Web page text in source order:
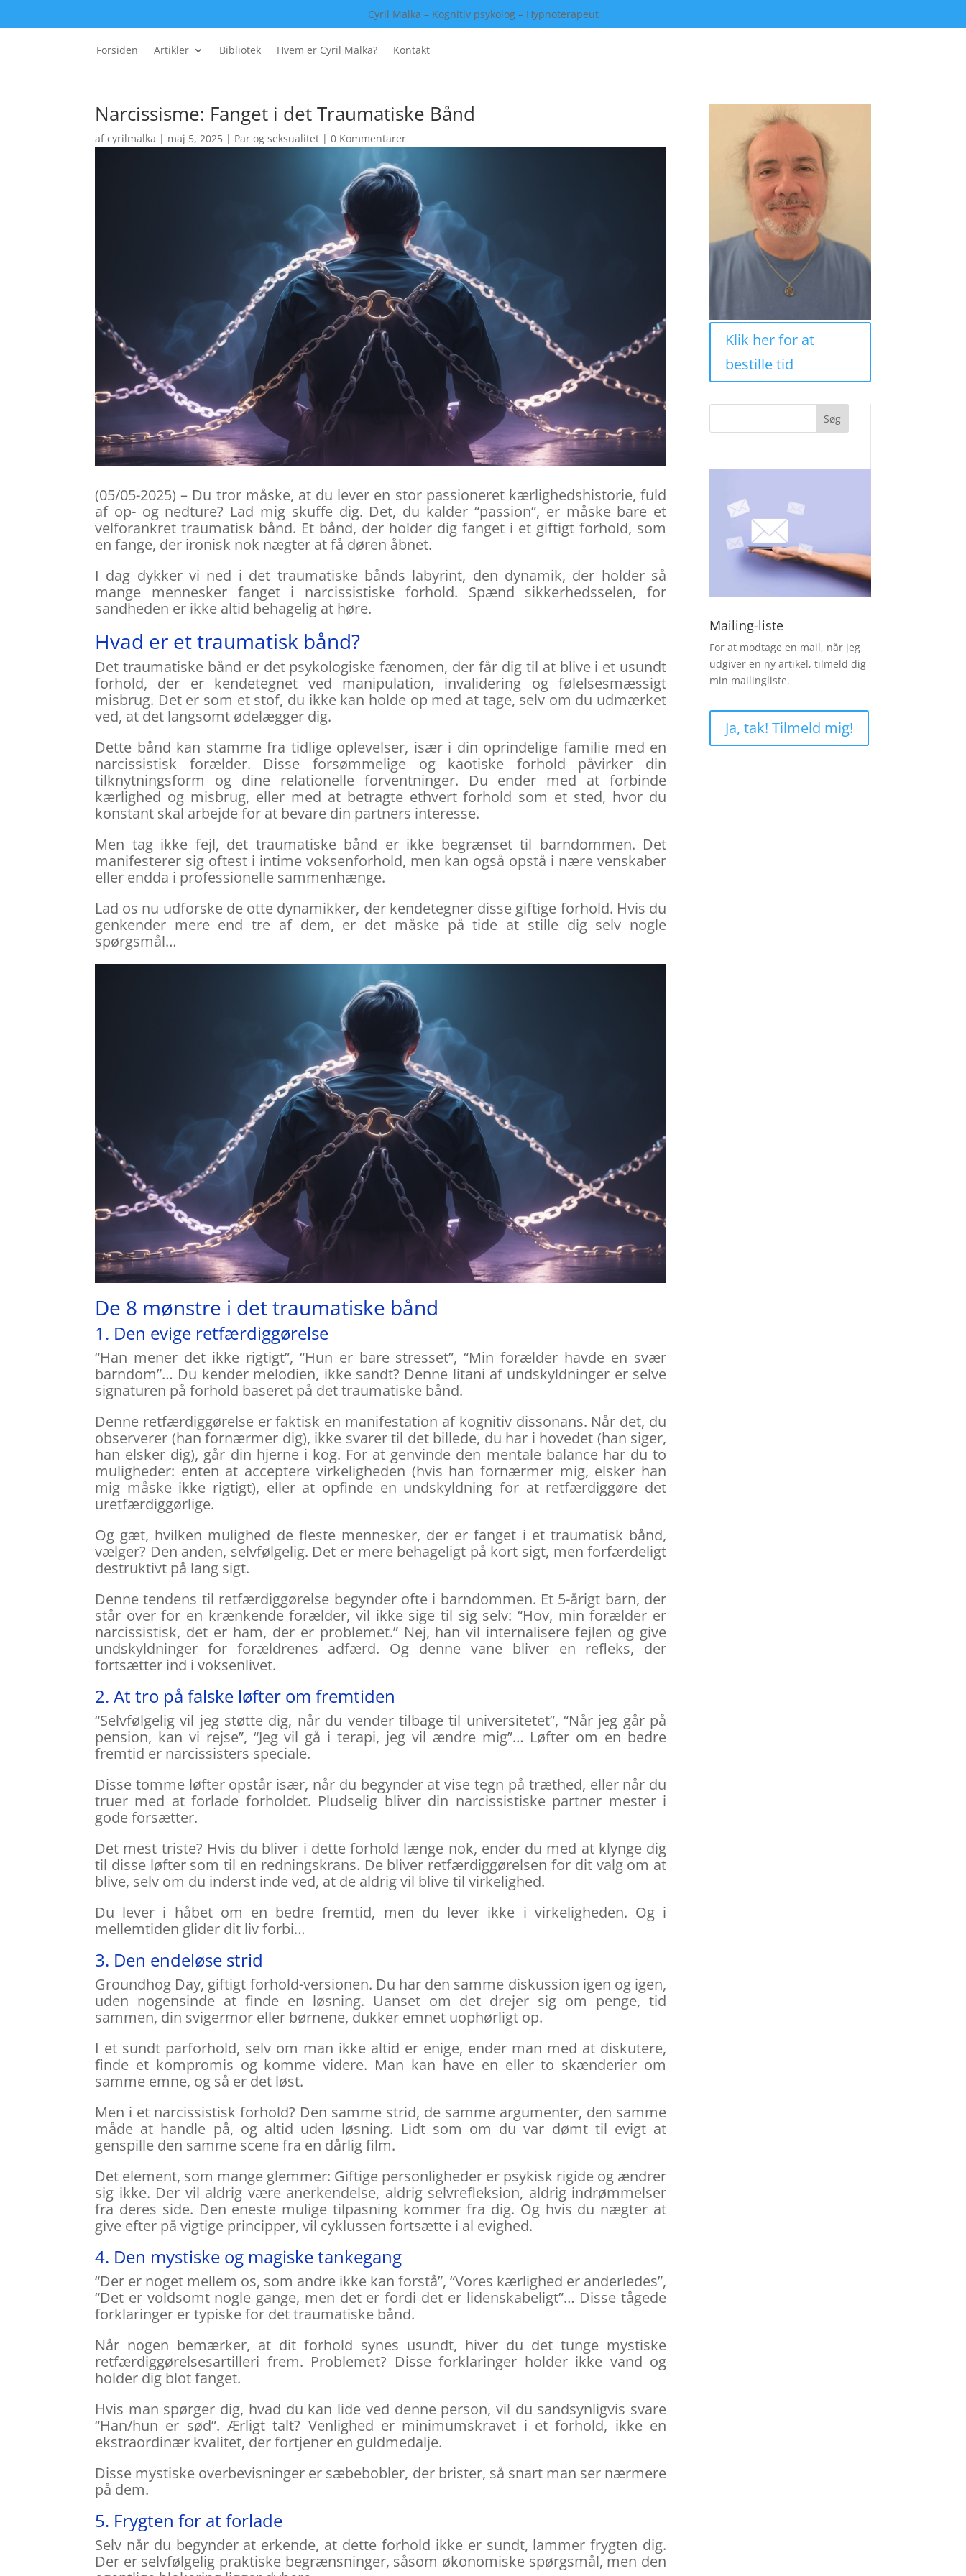
Cyril Malka – Kognitiv psykolog – Hypnoterapeut
Forsiden Artikler Bibliotek Hvem er Cyril Malka? Kontakt
Narcissisme: Fanget i det Traumatiske Bånd
afcyrilmalka | maj 5, 2025 | Par og seksualitet | 0 Kommentarer
(05/05-2025) – Du tror måske, at du lever en stor passioneret kærlighedshistorie, fuld
af op- og nedture? Lad mig skuffe dig. Det, du kalder “passion”, er måske bare et
velforankret traumatisk bånd. Et bånd, der holder dig fanget i et giftigt forhold, som
en fange, der ironisk nok nægter at få døren åbnet.
I dag dykker vi ned i det traumatiske bånds labyrint, den dynamik, der holder så
mange mennesker fanget i narcissistiske forhold. Spænd sikkerhedsselen, for
sandheden er ikke altid behagelig at høre.
Hvad er et traumatisk bånd?
Det traumatiske bånd er det psykologiske fænomen, der får dig til at blive i et usundt
forhold, der er kendetegnet ved manipulation, invalidering og følelsesmæssigt
misbrug. Det er som et stof, du ikke kan holde op med at tage, selv om du udmærket
ved, at det langsomt ødelægger dig.
Dette bånd kan stamme fra tidlige oplevelser, især i din oprindelige familie med en
narcissistisk forælder. Disse forsømmelige og kaotiske forhold påvirker din
tilknytningsform og dine relationelle forventninger. Du ender med at forbinde
kærlighed og misbrug, eller med at betragte ethvert forhold som et sted, hvor du
konstant skal arbejde for at bevare din partners interesse.
Men tag ikke fejl, det traumatiske bånd er ikke begrænset til barndommen. Det
manifesterer sig oftest i intime voksenforhold, men kan også opstå i nære venskaber
eller endda i professionelle sammenhænge.
Lad os nu udforske de otte dynamikker, der kendetegner disse giftige forhold. Hvis du
genkender mere end tre af dem, er det måske på tide at stille dig selv nogle
spørgsmål…
De 8 mønstre i det traumatiske bånd
1. Den evige retfærdiggørelse
“Han mener det ikke rigtigt”, “Hun er bare stresset”, “Min forælder havde en svær
barndom”… Du kender melodien, ikke sandt? Denne litani af undskyldninger er selve
signaturen på forhold baseret på det traumatiske bånd.
Denne retfærdiggørelse er faktisk en manifestation af kognitiv dissonans. Når det, du
observerer (han fornærmer dig), ikke svarer til det billede, du har i hovedet (han siger,
han elsker dig), går din hjerne i kog. For at genvinde den mentale balance har du to
muligheder: enten at acceptere virkeligheden (hvis han fornærmer mig, elsker han
mig måske ikke rigtigt), eller at opfinde en undskyldning for at retfærdiggøre det
uretfærdiggørlige.
Og gæt, hvilken mulighed de fleste mennesker, der er fanget i et traumatisk bånd,
vælger? Den anden, selvfølgelig. Det er mere behageligt på kort sigt, men forfærdeligt
destruktivt på lang sigt.
Denne tendens til retfærdiggørelse begynder ofte i barndommen. Et 5-årigt barn, der
står over for en krænkende forælder, vil ikke sige til sig selv: “Hov, min forælder er
narcissistisk, det er ham, der er problemet.” Nej, han vil internalisere fejlen og give
undskyldninger for forældrenes adfærd. Og denne vane bliver en refleks, der
fortsætter ind i voksenlivet.
2. At tro på falske løfter om fremtiden
“Selvfølgelig vil jeg støtte dig, når du vender tilbage til universitetet”, “Når jeg går på
pension, kan vi rejse”, “Jeg vil gå i terapi, jeg vil ændre mig”… Løfter om en bedre
fremtid er narcissisters speciale.
Disse tomme løfter opstår især, når du begynder at vise tegn på træthed, eller når du
truer med at forlade forholdet. Pludselig bliver din narcissistiske partner mester i
gode forsætter.
Det mest triste? Hvis du bliver i dette forhold længe nok, ender du med at klynge dig
til disse løfter som til en redningskrans. De bliver retfærdiggørelsen for dit valg om at
blive, selv om du inderst inde ved, at de aldrig vil blive til virkelighed.
Du lever i håbet om en bedre fremtid, men du lever ikke i virkeligheden. Og i
mellemtiden glider dit liv forbi…
3. Den endeløse strid
Groundhog Day, giftigt forhold-versionen. Du har den samme diskussion igen og igen,
uden nogensinde at finde en løsning. Uanset om det drejer sig om penge, tid
sammen, din svigermor eller børnene, dukker emnet uophørligt op.
I et sundt parforhold, selv om man ikke altid er enige, ender man med at diskutere,
finde et kompromis og komme videre. Man kan have en eller to skænderier om
samme emne, og så er det løst.
Men i et narcissistisk forhold? Den samme strid, de samme argumenter, den samme
måde at handle på, og altid uden løsning. Lidt som om du var dømt til evigt at
genspille den samme scene fra en dårlig film.
Det element, som mange glemmer: Giftige personligheder er psykisk rigide og ændrer
sig ikke. Der vil aldrig være anerkendelse, aldrig selvrefleksion, aldrig indrømmelser
fra deres side. Den eneste mulige tilpasning kommer fra dig. Og hvis du nægter at
give efter på vigtige principper, vil cyklussen fortsætte i al evighed.
4. Den mystiske og magiske tankegang
“Der er noget mellem os, som andre ikke kan forstå”, “Vores kærlighed er anderledes”,
“Det er voldsomt nogle gange, men det er fordi det er lidenskabeligt”… Disse tågede
forklaringer er typiske for det traumatiske bånd.
Når nogen bemærker, at dit forhold synes usundt, hiver du det tunge mystiske
retfærdiggørelsesartilleri frem. Problemet? Disse forklaringer holder ikke vand og
holder dig blot fanget.
Hvis man spørger dig, hvad du kan lide ved denne person, vil du sandsynligvis svare
“Han/hun er sød”. Ærligt talt? Venlighed er minimumskravet i et forhold, ikke en
ekstraordinær kvalitet, der fortjener en guldmedalje.
Disse mystiske overbevisninger er sæbebobler, der brister, så snart man ser nærmere
på dem.
5. Frygten for at forlade
Selv når du begynder at erkende, at dette forhold ikke er sundt, lammer frygten dig.
Der er selvfølgelig praktiske begrænsninger, såsom økonomiske spørgsmål, men den
Klik her for at
bestille tid
Søg
Mailing-liste
For at modtage en mail, når jeg
udgiver en ny artikel, tilmeld dig
min mailingliste.
Ja, tak! Tilmeld mig!